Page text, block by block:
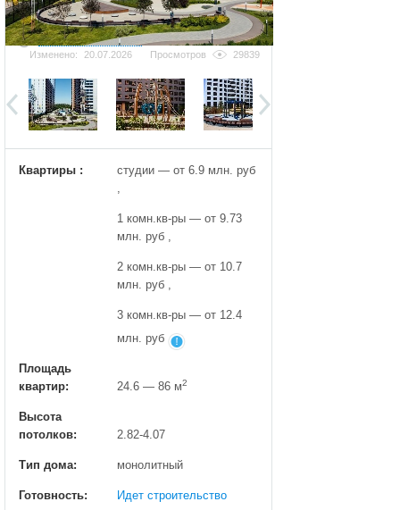
Добавить фотографию
Изменено:
20.07.2026 Просмотров 29839
Квартиры :
студии — от 6.9 млн. руб
,
1 комн.кв-ры — от 9.73
млн. руб ,
2 комн.кв-ры — от 10.7
млн. руб ,
3 комн.кв-ры — от 12.4
млн. руб
Площадь
квартир:
24.6 — 86 м2
Высота
потолков:
2.82-4.07
Тип дома: монолитный
Готовность: Идет строительство